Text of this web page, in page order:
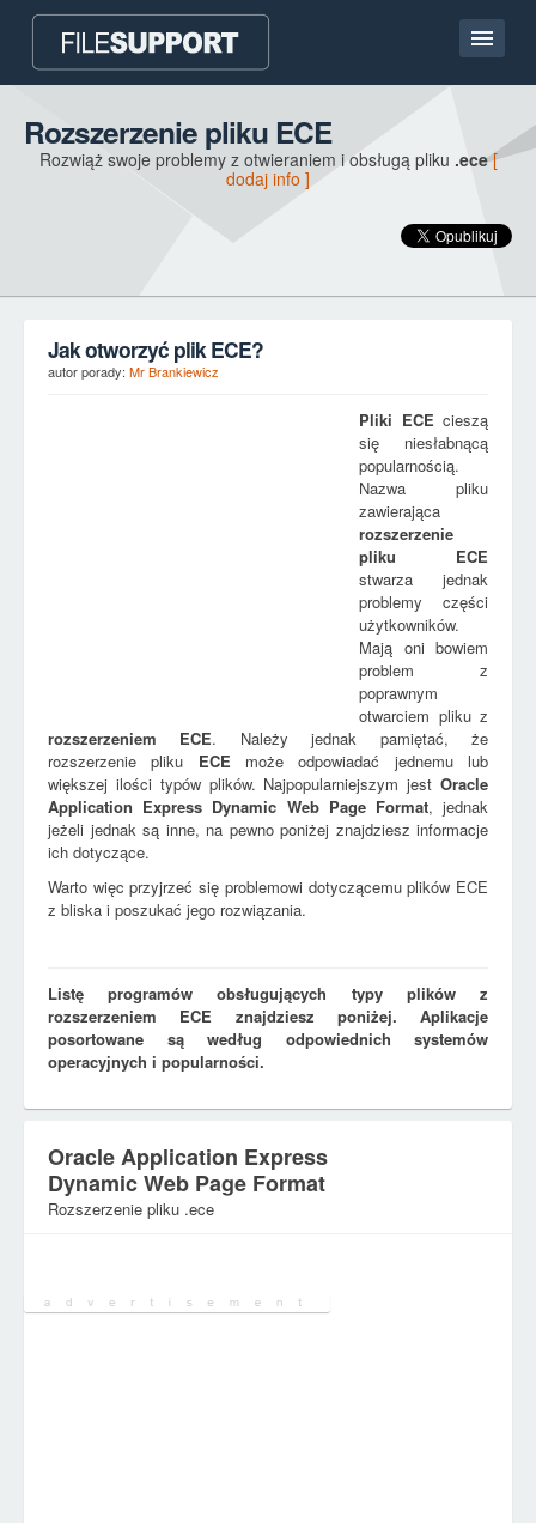
Kontakt
Rozszerzenie pliku ECE
Rozwiąż swoje problemy z otwieraniem i obsługą pliku .ece [
dodaj info ]
Jak otworzyć plik ECE?
autor porady: Mr Brankiewicz
Pliki ECE cieszą
się niesłabnącą
popularnością.
Nazwa pliku
zawierająca
rozszerzenie
pliku ECE
stwarza jednak
problemy części
użytkowników.
Mają oni bowiem
problem z
poprawnym
otwarciem pliku z
rozszerzeniem ECE. Należy jednak pamiętać, że
rozszerzenie pliku ECE może odpowiadać jednemu lub
większej ilości typów plików. Najpopularniejszym jest Oracle
Application Express Dynamic Web Page Format, jednak
jeżeli jednak są inne, na pewno poniżej znajdziesz informacje
ich dotyczące.
Warto więc przyjrzeć się problemowi dotyczącemu plików ECE
z bliska i poszukać jego rozwiązania.
Listę programów obsługujących typy plików z
rozszerzeniem ECE znajdziesz poniżej. Aplikacje
posortowane są według odpowiednich systemów
operacyjnych i popularności.
Oracle Application Express
Dynamic Web Page Format
Rozszerzenie pliku .ece